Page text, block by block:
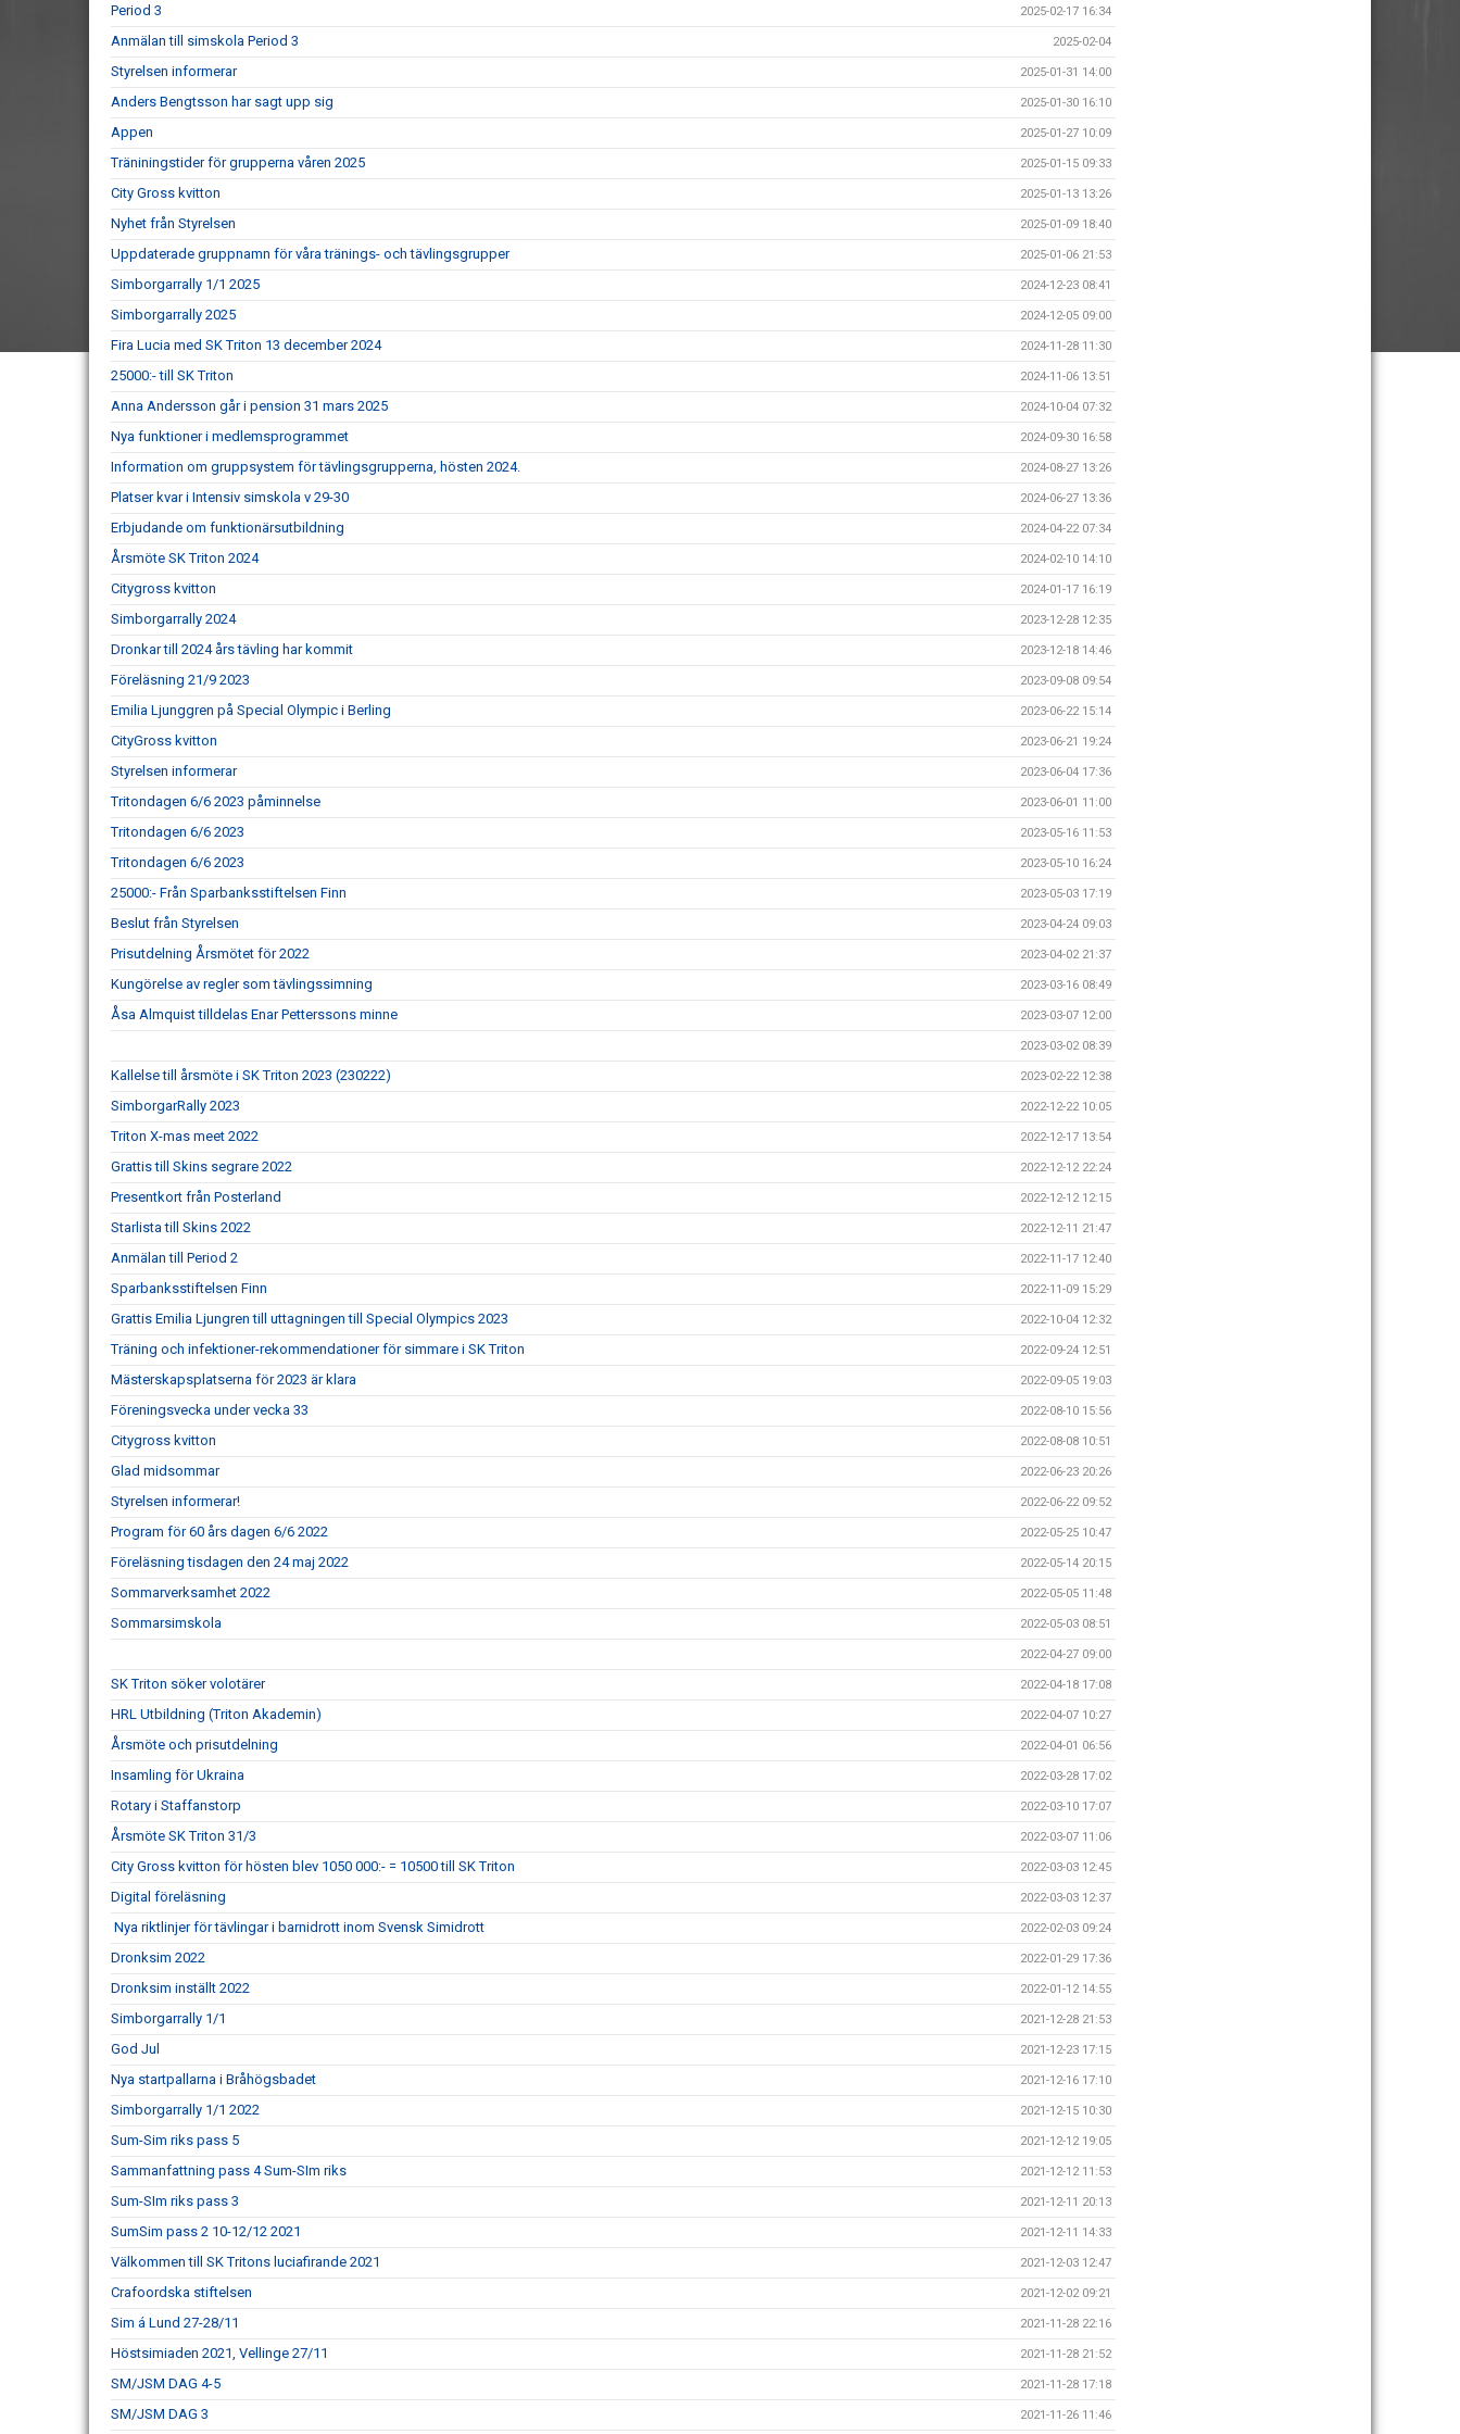
Period 3 2025-02-17 16:34
Anmälan till simskola Period 3 2025-02-04
Styrelsen informerar 2025-01-31 14:00
Anders Bengtsson har sagt upp sig 2025-01-30 16:10
Appen 2025-01-27 10:09
Träniningstider för grupperna våren 2025 2025-01-15 09:33
City Gross kvitton 2025-01-13 13:26
Nyhet från Styrelsen 2025-01-09 18:40
Uppdaterade gruppnamn för våra tränings- och tävlingsgrupper 2025-01-06 21:53
Simborgarrally 1/1 2025 2024-12-23 08:41
Simborgarrally 2025 2024-12-05 09:00
Fira Lucia med SK Triton 13 december 2024 2024-11-28 11:30
25000:- till SK Triton 2024-11-06 13:51
Anna Andersson går i pension 31 mars 2025 2024-10-04 07:32
Nya funktioner i medlemsprogrammet 2024-09-30 16:58
Information om gruppsystem för tävlingsgrupperna, hösten 2024. 2024-08-27 13:26
Platser kvar i Intensiv simskola v 29-30 2024-06-27 13:36
Erbjudande om funktionärsutbildning 2024-04-22 07:34
Årsmöte SK Triton 2024 2024-02-10 14:10
Citygross kvitton 2024-01-17 16:19
Simborgarrally 2024 2023-12-28 12:35
Dronkar till 2024 års tävling har kommit 2023-12-18 14:46
Föreläsning 21/9 2023 2023-09-08 09:54
Emilia Ljunggren på Special Olympic i Berling 2023-06-22 15:14
CityGross kvitton 2023-06-21 19:24
Styrelsen informerar 2023-06-04 17:36
Tritondagen 6/6 2023 påminnelse 2023-06-01 11:00
Tritondagen 6/6 2023 2023-05-16 11:53
Tritondagen 6/6 2023 2023-05-10 16:24
25000:- Från Sparbanksstiftelsen Finn 2023-05-03 17:19
Beslut från Styrelsen 2023-04-24 09:03
Prisutdelning Årsmötet för 2022 2023-04-02 21:37
Kungörelse av regler som tävlingssimning 2023-03-16 08:49
Åsa Almquist tilldelas Enar Petterssons minne 2023-03-07 12:00
2023-03-02 08:39
Kallelse till årsmöte i SK Triton 2023 (230222) 2023-02-22 12:38
SimborgarRally 2023 2022-12-22 10:05
Triton X-mas meet 2022 2022-12-17 13:54
Grattis till Skins segrare 2022 2022-12-12 22:24
Presentkort från Posterland 2022-12-12 12:15
Starlista till Skins 2022 2022-12-11 21:47
Anmälan till Period 2 2022-11-17 12:40
Sparbanksstiftelsen Finn 2022-11-09 15:29
Grattis Emilia Ljungren till uttagningen till Special Olympics 2023 2022-10-04 12:32
Träning och infektioner-rekommendationer för simmare i SK Triton 2022-09-24 12:51
Mästerskapsplatserna för 2023 är klara 2022-09-05 19:03
Föreningsvecka under vecka 33 2022-08-10 15:56
Citygross kvitton 2022-08-08 10:51
Glad midsommar 2022-06-23 20:26
Styrelsen informerar! 2022-06-22 09:52
Program för 60 års dagen 6/6 2022 2022-05-25 10:47
Föreläsning tisdagen den 24 maj 2022 2022-05-14 20:15
Sommarverksamhet 2022 2022-05-05 11:48
Sommarsimskola 2022-05-03 08:51
2022-04-27 09:00
SK Triton söker volotärer 2022-04-18 17:08
HRL Utbildning (Triton Akademin) 2022-04-07 10:27
Årsmöte och prisutdelning 2022-04-01 06:56
Insamling för Ukraina 2022-03-28 17:02
Rotary i Staffanstorp 2022-03-10 17:07
Årsmöte SK Triton 31/3 2022-03-07 11:06
City Gross kvitton för hösten blev 1050 000:- = 10500 till SK Triton 2022-03-03 12:45
Digital föreläsning 2022-03-03 12:37
Nya riktlinjer för tävlingar i barnidrott inom Svensk Simidrott 2022-02-03 09:24
Dronksim 2022 2022-01-29 17:36
Dronksim inställt 2022 2022-01-12 14:55
Simborgarrally 1/1 2021-12-28 21:53
God Jul 2021-12-23 17:15
Nya startpallarna i Bråhögsbadet 2021-12-16 17:10
Simborgarrally 1/1 2022 2021-12-15 10:30
Sum-Sim riks pass 5 2021-12-12 19:05
Sammanfattning pass 4 Sum-SIm riks 2021-12-12 11:53
Sum-SIm riks pass 3 2021-12-11 20:13
SumSim pass 2 10-12/12 2021 2021-12-11 14:33
Välkommen till SK Tritons luciafirande 2021 2021-12-03 12:47
Crafoordska stiftelsen 2021-12-02 09:21
Sim á Lund 27-28/11 2021-11-28 22:16
Höstsimiaden 2021, Vellinge 27/11 2021-11-28 21:52
SM/JSM DAG 4-5 2021-11-28 17:18
SM/JSM DAG 3 2021-11-26 11:46